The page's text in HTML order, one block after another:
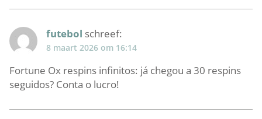
futebol schreef:
8 maart 2026 om 16:14
Fortune Ox respins infinitos: já chegou a 30 respins
seguidos? Conta o lucro!